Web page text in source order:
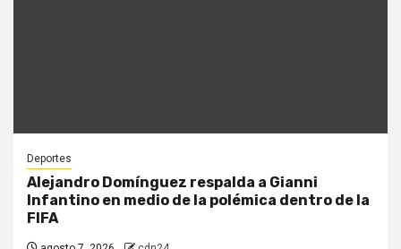
Deportes
Alejandro Domínguez respalda a Gianni
Infantino en medio de la polémica dentro de la
FIFA